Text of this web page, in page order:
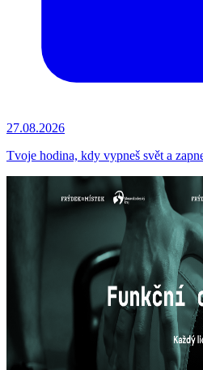
27.08.2026
Tvoje hodina, kdy vypneš svět a